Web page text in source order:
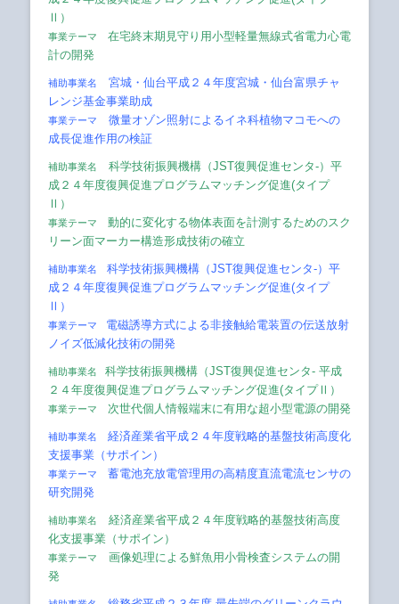
Ⅱ）
事業テーマ
在宅終末期見守り用小型軽量無線式省電力心電
計の開発
補助事業名
宮城・仙台平成２４年度宮城・仙台富県チャ
レンジ基金事業助成
事業テーマ
微量オゾン照射によるイネ科植物マコモへの
成長促進作用の検証
補助事業名
科学技術振興機構（JST復興促進センタ-）平
成２４年度復興促進プログラムマッチング促進(タイプ
Ⅱ）
事業テーマ
動的に変化する物体表面を計測するためのスク
リーン面マーカー構造形成技術の確立
補助事業名 科学技術振興機構（JST復興促進センタ-）平
成２４年度復興促進プログラムマッチング促進(タイプ
Ⅱ）
事業テーマ
電磁誘導方式による非接触給電装置の伝送放射
ノイズ低減化技術の開発
補助事業名 科学技術振興機構（JST復興促進センタ- 平成
２４年度復興促進プログラムマッチング促進(タイプⅡ）
事業テーマ 次世代個人情報端末に有用な超小型電源の開発
補助事業名
経済産業省平成２４年度戦略的基盤技術高度化
支援事業（サポイン）
事業テーマ
蓄電池充放電管理用の高精度直流電流センサの
研究開発
補助事業名
経済産業省平成２４年度戦略的基盤技術高度
化支援事業（サポイン）
事業テーマ
画像処理による鮮魚用小骨検査システムの開
発